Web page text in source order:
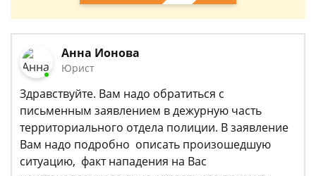
Анна Ионова
Юрист
Здравствуйте. Вам надо обратиться с
письменным заявлением в дежурную часть
территориального отдела полиции. В заявление
Вам надо подробно описать произошедшую
ситуацию, факт нападения на Вас